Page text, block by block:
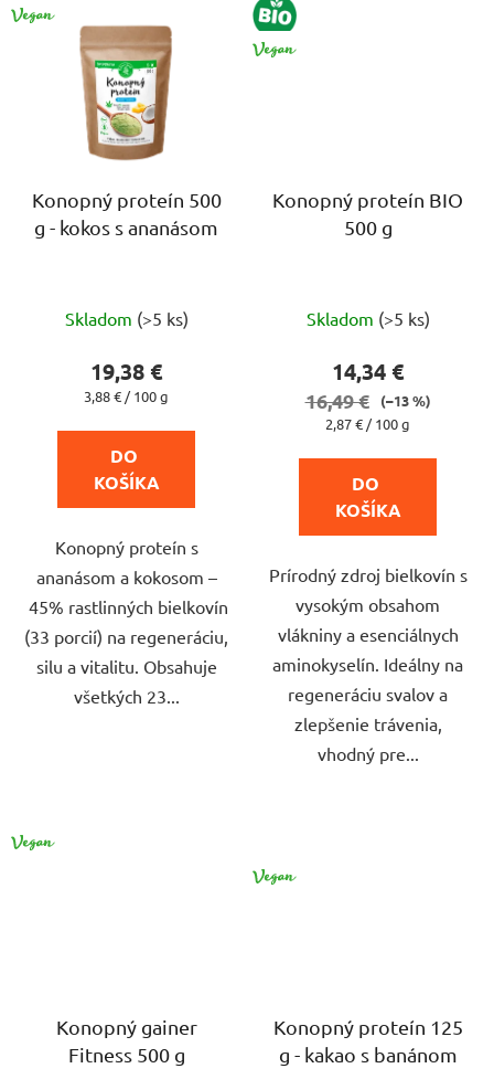
VEGAN
Konopný proteín 500
g - kokos s ananásom
hodnotenie
produktu
je
z
5
hviezdičiek.
Skladom (>5 ks)
19,38 €
Jednotková
3,88 € / 100 g
DO
KOŠÍKA
Konopný proteín s
ananásom a kokosom –
45% rastlinných bielkovín
(33 porcií) na regeneráciu,
silu a vitalitu. Obsahuje
všetkých 23...
BIO
VEGAN
Konopný proteín BIO
500 g
hodnotenie
produktu
5,0
5
hviezdičiek.
Skladom (>5 ks)
14,34 €
16,49 €
(–13 %)
Jednotková
2,87 € / 100 g
DO
KOŠÍKA
Prírodný zdroj bielkovín s
vysokým obsahom
vlákniny a esenciálnych
aminokyselín. Ideálny na
regeneráciu svalov a
zlepšenie trávenia,
vhodný pre...
VEGAN
Konopný gainer
Fitness 500 g
VEGAN
Konopný proteín 125
g - kakao s banánom